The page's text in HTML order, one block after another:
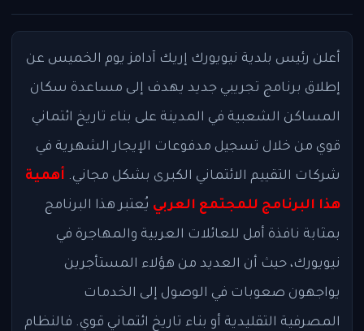
أعلن رئيس بلدية نيويورك إريك آدامز يوم الخميس عن
إطلاق برنامج تجريبي جديد يهدف إلى مساعدة سكان
المساكن الشعبية في المدينة على بناء تاريخ ائتماني
قوي من خلال تسجيل مدفوعات الإيجار الشهرية في
شركات التقييم الائتماني الكبرى بشكل مجاني. أهمية
هذا البرنامج للمجتمع العربي يُعتبر هذا البرنامج
بمثابة نافذة أمل للعائلات العربية والمهاجرة في
نيويورك، حيث أن العديد من هؤلاء المستأجرين
يواجهون صعوبات في الوصول إلى الخدمات
المصرفية التقليدية أو بناء تاريخ ائتماني قوي. فالنظام